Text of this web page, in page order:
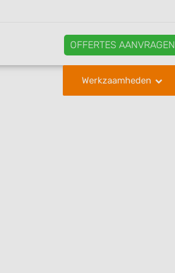
OFFERTES AANVRAGEN
Werkzaamheden